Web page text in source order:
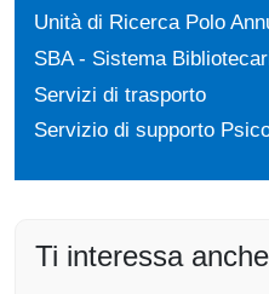
Unità di Ricerca Polo
SBA - Sistema
Servizi di trasporto
Servizio di supporto
Ti interessa anche